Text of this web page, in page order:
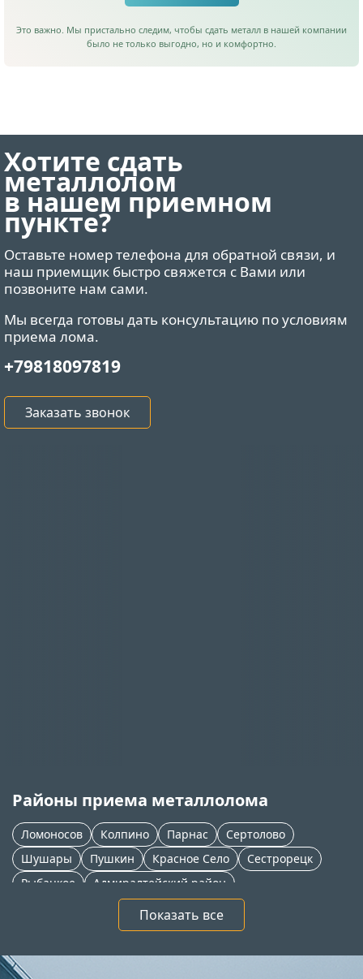
Это важно. Мы пристально следим, чтобы сдать металл в нашей компании
было не только выгодно, но и комфортно.
Хотите сдать
металлолом
в нашем приемном
пункте?
Оставьте номер телефона для обратной связи, и
наш приемщик быстро свяжется с Вами или
позвоните нам сами.
Мы всегда готовы дать консультацию по условиям
приема лома.
+79818097819
Заказать звонок
Районы приема металлолома
Ломоносов Колпино Парнас
Сертолово
Шушары
Пушкин Красное Село
Сестрорецк
Рыбацкое
Адмиралтейский район
Приморский район
Петергоф
Новое Девяткино
Софийская Мга Всеволожск
Кировск
Кировский район
Показать все